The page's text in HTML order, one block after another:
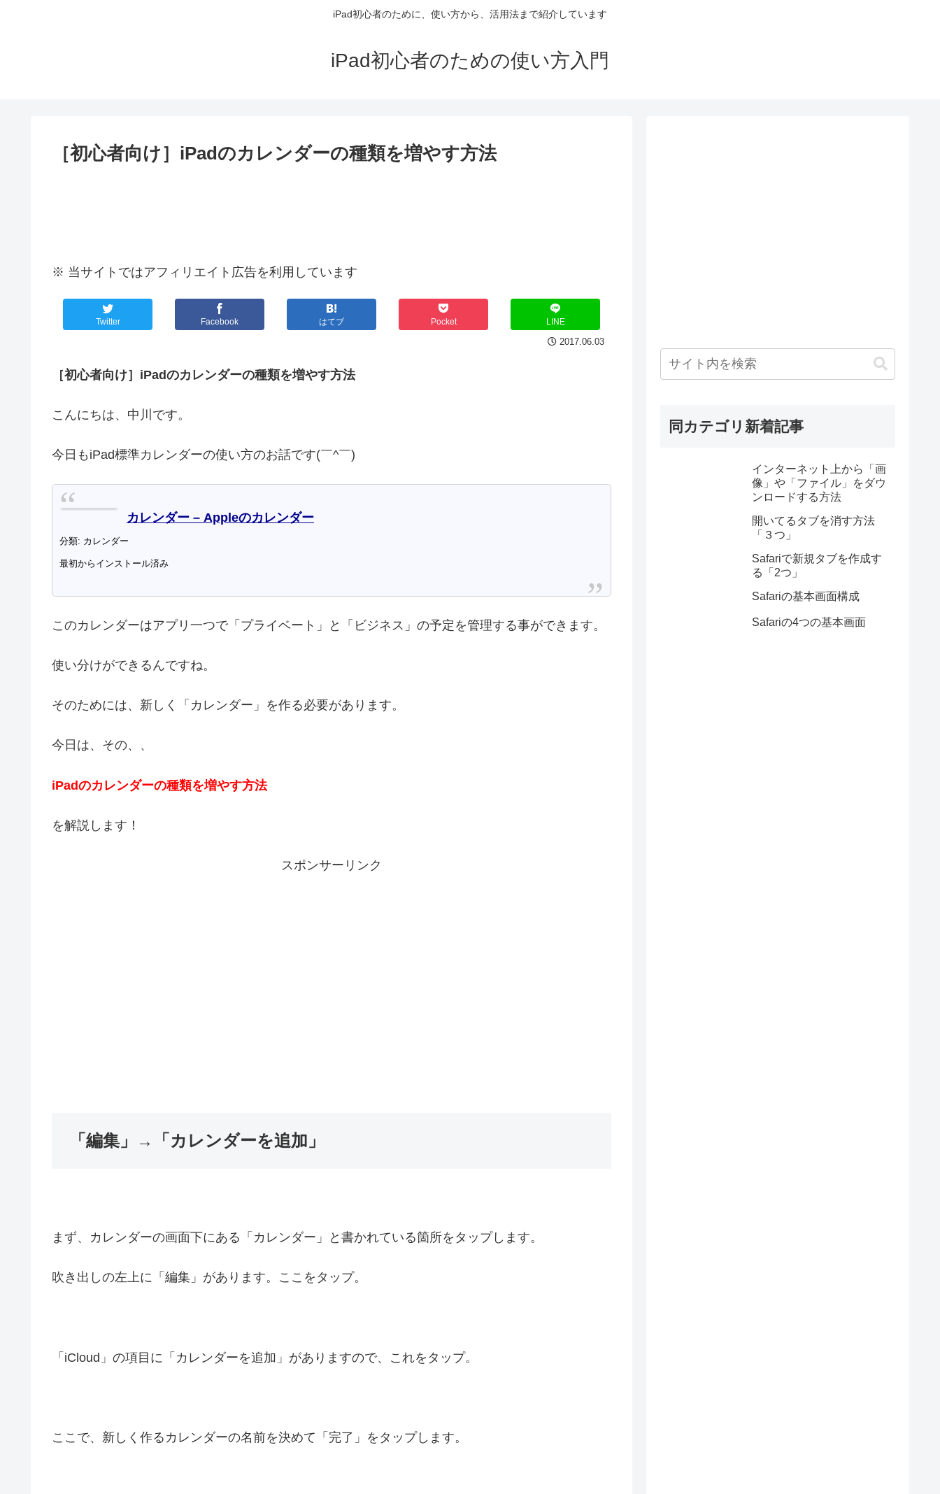
iPad初心者のために、使い方から、活用法まで紹介しています
iPad初心者のための使い方入門
［初心者向け］iPadのカレンダーの種類を増やす方法
※ 当サイトではアフィリエイト広告を利用しています
Twitter Facebook はてブ Pocket LINE
2017.06.03
［初心者向け］iPadのカレンダーの種類を増やす方法
こんにちは、中川です。
今日もiPad標準カレンダーの使い方のお話です(￣^￣)ゞ
カレンダー – Appleのカレンダー
分類: カレンダー
最初からインストール済み
このカレンダーはアプリ一つで「プライベート」と「ビジネス」の予定を管理する事ができます。
使い分けができるんですね。
そのためには、新しく「カレンダー」を作る必要があります。
今日は、その、、
iPadのカレンダーの種類を増やす方法
を解説します！
スポンサーリンク
「編集」→「カレンダーを追加」
まず、カレンダーの画面下にある「カレンダー」と書かれている箇所をタップします。
吹き出しの左上に「編集」があります。ここをタップ。
「iCloud」の項目に「カレンダーを追加」がありますので、これをタップ。
ここで、新しく作るカレンダーの名前を決めて「完了」をタップします。
同カテゴリ新着記事
インターネット上から「画
像」や「ファイル」をダウ
ンロードする方法
開いてるタブを消す方法
「３つ」
Safariで新規タブを作成す
る「2つ」
Safariの基本画面構成
Safariの4つの基本画面